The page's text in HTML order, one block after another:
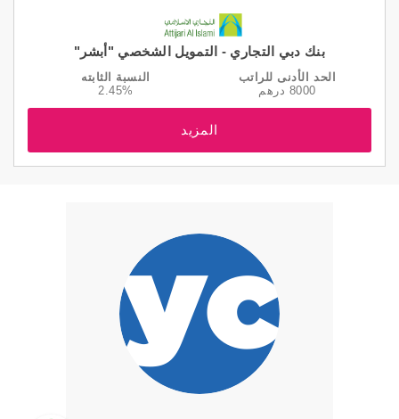
بنك دبي التجاري - التمويل الشخصي "أبشر"
الحد الأدنى للراتب
8000 درهم
النسبة الثابته
2.45%
المزيد